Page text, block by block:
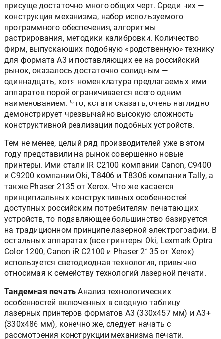
присуще достаточно много общих черт. Среди них —
конструкция механизма, набор используемого
программного обеспечения, алгоритмы
растрирования, методики калибровки. Количество
фирм, выпускающих подобную «родcтвенную» технику
для формата А3 и поставляющих ее на российский
рынoк, оказалось достаточно солидным —
одиннадцать, хотя номенклатура предлагаемых ими
аппаратов порой ограничивается всего одним
наименованием. Что, кстати сказать, очень наглядно
демонстрирует чрезвычайно высокую сложность
конструктивной реализации подобных устройств.
Тем не менее, целый ряд производителей уже в этом
году представили на рынок совершенно новые
принтеры. Ими стали iR C2100 компании Canon, C9400
и C9200 компании Oki, T8406 и T8306 компании Tally, а
также Phaser 2135 от Xerox. Что же касается
принципиальных конструктивных особенностей
доступных российским потребителям печатающих
устройств, то подавляющее большинство базируется
на традиционном принципе лазерной электрографии. В
остальных аппаратах (все принтеры Oki, Lexmark Optra
Color 1200, Canon iR C2100 и Phaser 2135 от Xerox)
используется светодиодная технология, привычно
относимая к семейству технологий лазерной печати.
Тандемная печать Анализ технологических
особенностей включенных в сводную таблицу
лазерных принтеров форматов А3 (330x457 мм) и А3+
(330x486 мм), конечно же, следует начать с
рассмотрения конструкции механизма печати.